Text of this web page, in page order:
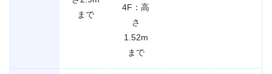
まで
4F：高
さ
1.52m
まで